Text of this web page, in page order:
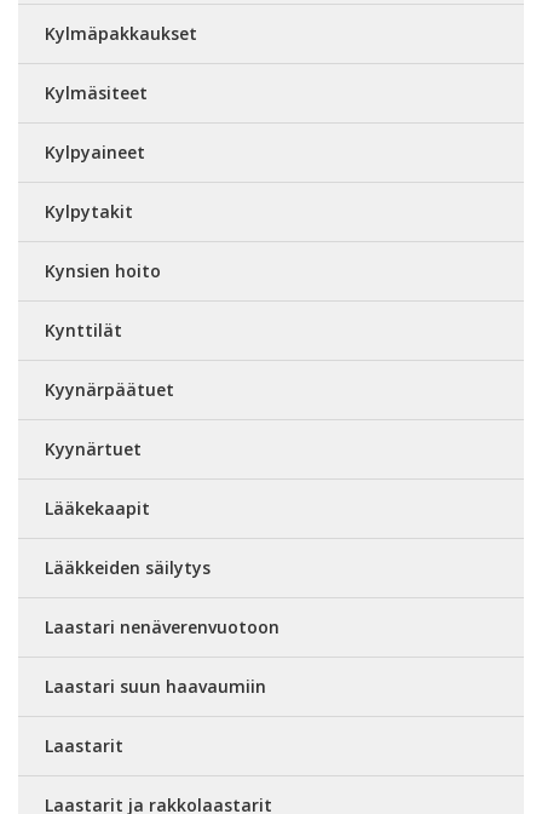
Kylmäpakkaukset
Kylmäsiteet
Kylpyaineet
Kylpytakit
Kynsien hoito
Kynttilät
Kyynärpäätuet
Kyynärtuet
Lääkekaapit
Lääkkeiden säilytys
Laastari nenäverenvuotoon
Laastari suun haavaumiin
Laastarit
Laastarit ja rakkolaastarit